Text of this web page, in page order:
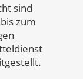
sind
zum